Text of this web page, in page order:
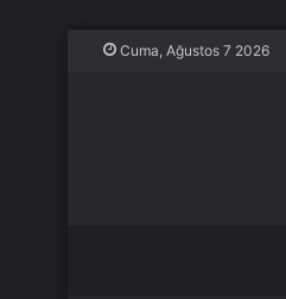
Cuma, Ağustos 7 2026